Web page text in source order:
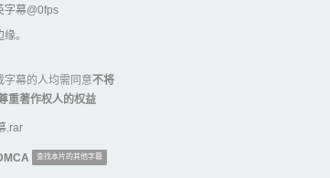
字幕@0fps
。
字幕的人均需同意不将
重著作权人的权益
.rar
查找本片的其他字幕